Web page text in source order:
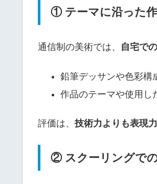
① テーマに沿った
通信制の美術では、 自宅で
鉛筆デッサンや色彩構
作品のテーマや使用し
評価は、 技術力よりも表現
② スクーリングで